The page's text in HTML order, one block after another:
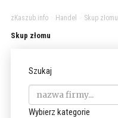
zKaszub.info> Handel Skup złomu
Skup złomu
Szukaj
Wybierz kategorie